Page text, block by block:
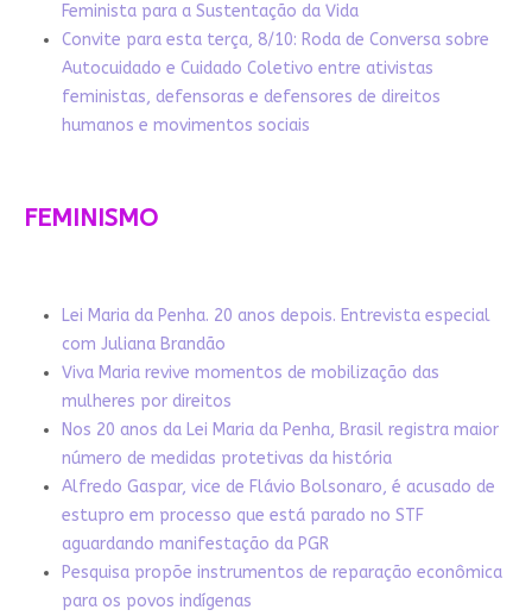
Feminista para a Sustentação da Vida
Convite para esta terça, 8/10: Roda de Conversa sobre
Autocuidado e Cuidado Coletivo entre ativistas
feministas, defensoras e defensores de direitos
humanos e movimentos sociais
FEMINISMO
Lei Maria da Penha. 20 anos depois. Entrevista especial
com Juliana Brandão
Viva Maria revive momentos de mobilização das
mulheres por direitos
Nos 20 anos da Lei Maria da Penha, Brasil registra maior
número de medidas protetivas da história
Alfredo Gaspar, vice de Flávio Bolsonaro, é acusado de
estupro em processo que está parado no STF
aguardando manifestação da PGR
Pesquisa propõe instrumentos de reparação econômica
para os povos indígenas